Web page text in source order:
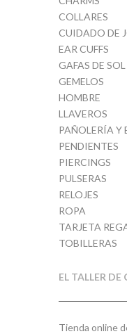
COLLARES
CUIDADO DE
EAR CUFFS
GAFAS DE SOL
GEMELOS
HOMBRE
LLAVEROS
PAÑOLERÍA Y
PENDIENTES
PIERCINGS
PULSERAS
RELOJES
ROPA
TARJETA
TOBILLERAS
EL TALLER DE
Tienda online